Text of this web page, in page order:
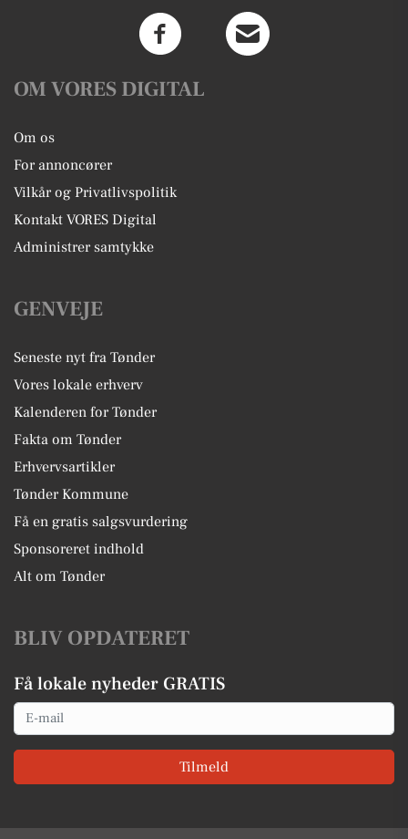
OM VORES DIGITAL
Om os
For annoncører
Vilkår og Privatlivspolitik
Kontakt VORES Digital
Administrer samtykke
GENVEJE
Seneste nyt fra Tønder
Vores lokale erhverv
Kalenderen for Tønder
Fakta om Tønder
Erhvervsartikler
Tønder Kommune
Få en gratis salgsvurdering
Sponsoreret indhold
Alt om Tønder
BLIV OPDATERET
Få lokale nyheder GRATIS
Email
Tilmeld